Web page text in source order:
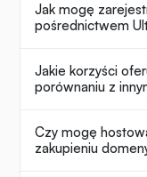
Jak mogę
pośrednictwem
Jakie korzyści
porównaniu z
Czy mogę
zakupieniu